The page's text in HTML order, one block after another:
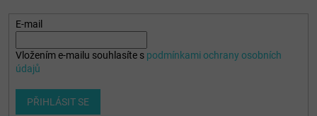
E-mail
Vložením e-mailu souhlasíte s podmínkami ochrany osobních
údajů
PŘIHLÁSIT SE